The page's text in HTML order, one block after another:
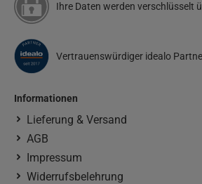
Ihre Daten werden verschlüsselt
Vertrauenswürdiger idealo
Informationen
Lieferung & Versand
AGB
Impressum
Widerrufsbelehrung